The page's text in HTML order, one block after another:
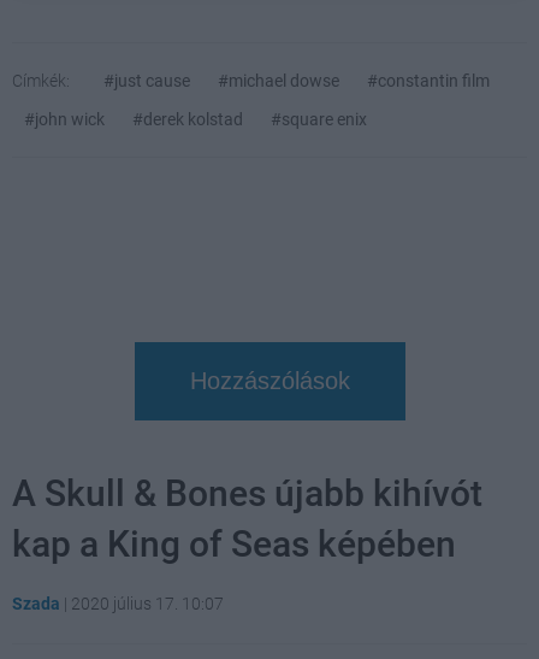
Címkék: #just cause #michael dowse
#constantin film
#john wick
#derek kolstad #square enix
Hozzászólások
A Skull & Bones újabb kihívót
kap a King of Seas képében
Szada | 2020 július 17. 10:07